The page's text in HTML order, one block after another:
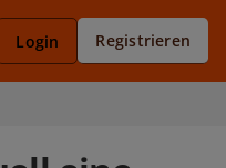
Login Registrieren